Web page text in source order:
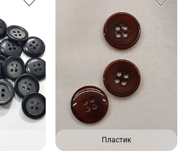
Пластик